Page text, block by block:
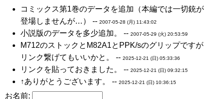
コミックス第1巻のデータを追加（本編では一切銃が
登場しませんが…） -- 2007-05-28 (月) 11:43:02
小説版のデータを多少追加。 -- 2007-05-29 (火) 20:53:59
M712のストックとM82A1とPPK/sのグリップですが
リンク繋げてもいいかと。 -- 2025-12-21 (日) 05:33:36
リンクを貼っておきました。 -- 2025-12-21 (日) 09:32:15
↑ありがとうございます。 -- 2025-12-21 (日) 10:36:15
お名前: